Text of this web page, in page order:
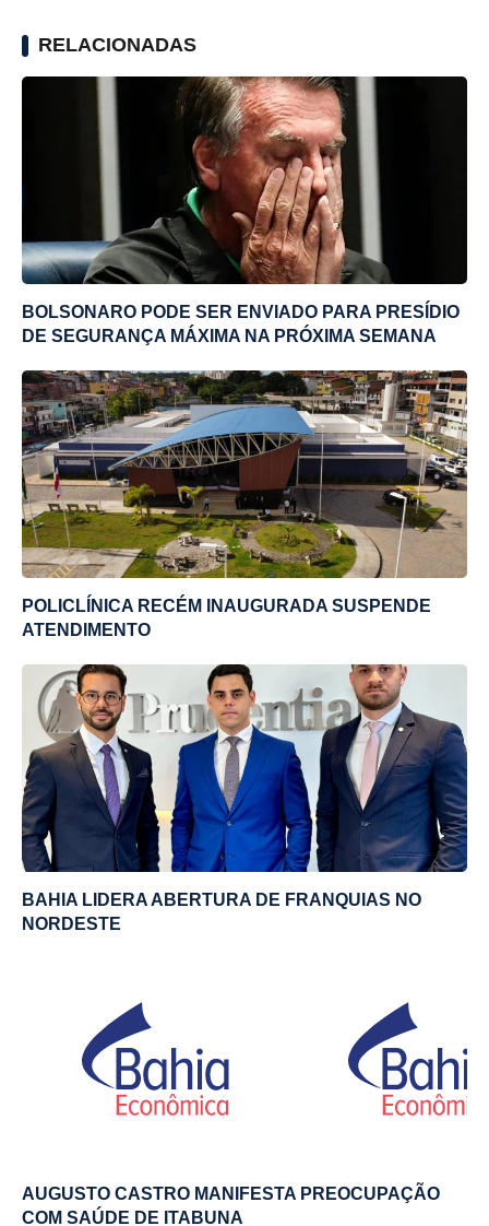
RELACIONADAS
BOLSONARO PODE SER ENVIADO PARA PRESÍDIO
DE SEGURANÇA MÁXIMA NA PRÓXIMA SEMANA
POLICLÍNICA RECÉM INAUGURADA SUSPENDE
ATENDIMENTO
BAHIA LIDERA ABERTURA DE FRANQUIAS NO
NORDESTE
AUGUSTO CASTRO MANIFESTA PREOCUPAÇÃO
COM SAÚDE DE ITABUNA